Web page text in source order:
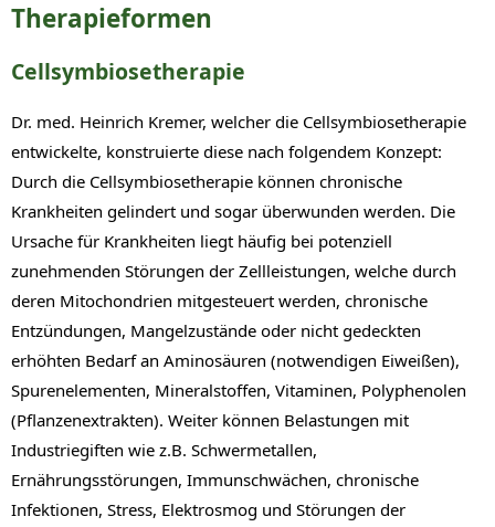
Therapieformen
Cellsymbiosetherapie
Dr. med. Heinrich Kremer, welcher die Cellsymbiosetherapie
entwickelte, konstruierte diese nach folgendem Konzept:
Durch die Cellsymbiosetherapie können chronische
Krankheiten gelindert und sogar überwunden werden. Die
Ursache für Krankheiten liegt häufig bei potenziell
zunehmenden Störungen der Zellleistungen, welche durch
deren Mitochondrien mitgesteuert werden, chronische
Entzündungen, Mangelzustände oder nicht gedeckten
erhöhten Bedarf an Aminosäuren (notwendigen Eiweißen),
Spurenelementen, Mineralstoffen, Vitaminen, Polyphenolen
(Pflanzenextrakten). Weiter können Belastungen mit
Industriegiften wie z.B. Schwermetallen,
Ernährungsstörungen, Immunschwächen, chronische
Infektionen, Stress, Elektrosmog und Störungen der